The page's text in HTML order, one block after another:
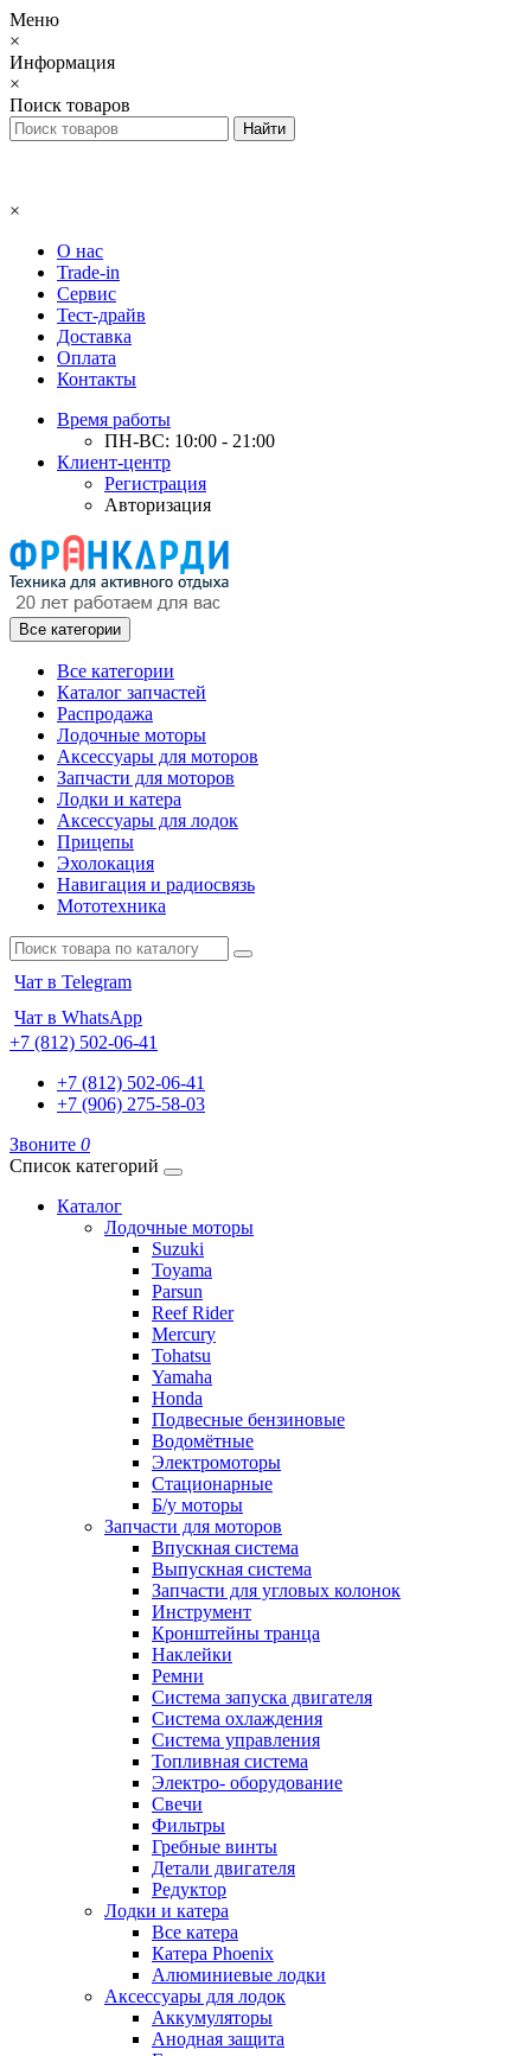
Меню
×
Информация
×
Поиск товаров
×
О нас
Trade-in
Сервис
Тест-драйв
Доставка
Оплата
Контакты
Время работы
ПН-ВС: 10:00 - 21:00
Клиент-центр
Регистрация
Авторизация
Все категории
Все категории
Каталог запчастей
Распродажа
Лодочные моторы
Аксессуары для моторов
Запчасти для моторов
Лодки и катера
Аксессуары для лодок
Прицепы
Эхолокация
Навигация и радиосвязь
Мототехника
Чат в Telegram
Чат в WhatsApp
+7 (812) 502-06-41
+7 (812) 502-06-41
+7 (906) 275-58-03
Звоните 0
Список категорий
Каталог
Лодочные моторы
Suzuki
Toyama
Parsun
Reef Rider
Mercury
Tohatsu
Yamaha
Honda
Подвесные бензиновые
Водомётные
Электромоторы
Стационарные
Б/у моторы
Запчасти для моторов
Впускная система
Выпускная система
Запчасти для угловых колонок
Инструмент
Кронштейны транца
Наклейки
Ремни
Система запуска двигателя
Система охлаждения
Система управления
Топливная система
Электро- оборудование
Свечи
Фильтры
Гребные винты
Детали двигателя
Редуктор
Лодки и катера
Все катера
Катера Phoenix
Алюминиевые лодки
Аксессуары для лодок
Аккумуляторы
Анодная защита